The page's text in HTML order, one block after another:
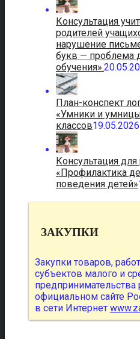
Консультация
родителей
нарушение
букв — проблема
обучения».
План-конспект
«Умники и
классов
Консультация
«Профилактика
поведения детей»
ЗАКУПКИ
Закупки товаров,
субъектов малого и
официальном сайте
в сети Интернет